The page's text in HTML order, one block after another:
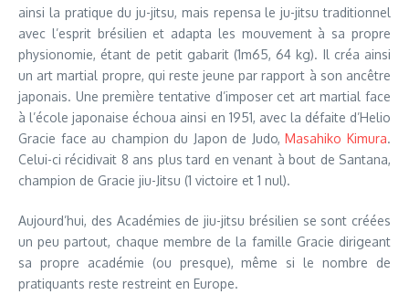
ainsi la pratique du ju-jitsu, mais repensa le ju-jitsu traditionnel
avec l’esprit brésilien et adapta les mouvement à sa propre
physionomie, étant de petit gabarit (1m65, 64 kg). Il créa ainsi
un art martial propre, qui reste jeune par rapport à son ancêtre
japonais. Une première tentative d’imposer cet art martial face
à l’école japonaise échoua ainsi en 1951, avec la défaite d’Helio
Gracie face au champion du Japon de Judo,Masahiko Kimura.
Celui-ci récidivait 8 ans plus tard en venant à bout de Santana,
champion de Gracie jiu-Jitsu (1 victoire et 1 nul).
Aujourd’hui, des Académies de jiu-jitsu brésilien se sont créées
un peu partout, chaque membre de la famille Gracie dirigeant
sa propre académie (ou presque), même si le nombre de
pratiquants reste restreint en Europe.